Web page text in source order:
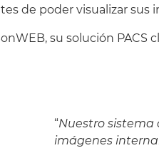
de poder visualizar
su solución
“Nuestro
imágenes